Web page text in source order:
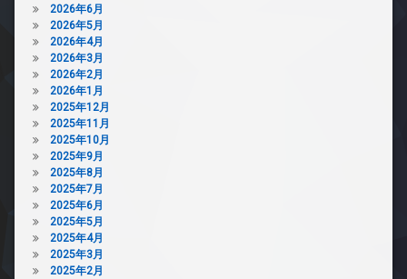
2026年6月
2026年5月
2026年4月
2026年3月
2026年2月
2026年1月
2025年12月
2025年11月
2025年10月
2025年9月
2025年8月
2025年7月
2025年6月
2025年5月
2025年4月
2025年3月
2025年2月